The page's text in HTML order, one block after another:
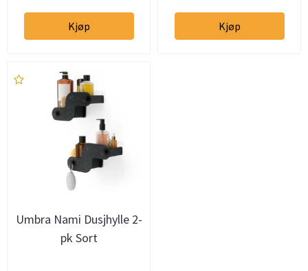
Kjøp Kjøp
Umbra Nami Dusjhylle 2-
pk Sort